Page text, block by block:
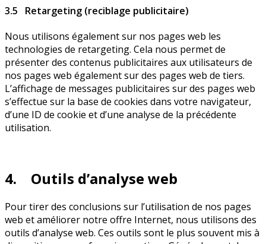
3.5 Retargeting (reciblage publicitaire)
Nous utilisons également sur nos pages web les
technologies de retargeting. Cela nous permet de
présenter des contenus publicitaires aux utilisateurs de
nos pages web également sur des pages web de tiers.
L’affichage de messages publicitaires sur des pages web
s’effectue sur la base de cookies dans votre navigateur,
d’une ID de cookie et d’une analyse de la précédente
utilisation.
4. Outils d’analyse web
Pour tirer des conclusions sur l’utilisation de nos pages
web et améliorer notre offre Internet, nous utilisons des
outils d’analyse web. Ces outils sont le plus souvent mis à